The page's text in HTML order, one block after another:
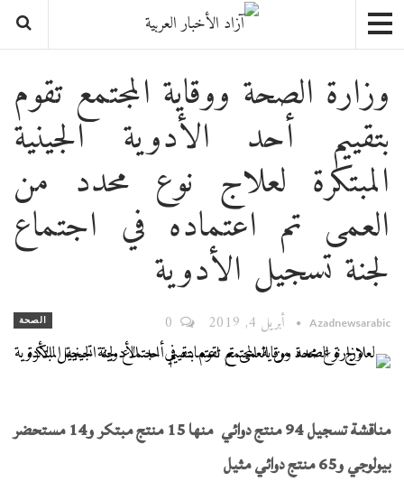
وزارة الصحة ووقاية المجتمع تقوم
بتقييم أحد الأدوية الجينية
المبتكرة لعلاج نوع محدد من
العمى تم اعتماده في اجتماع
لجنة تسجيل الأدوية
الصحة Azadnewsarabic أبريل 4, 2019
مناقشة تسجيل 94 منتج دوائي
منها 15 منتج مبتكر و14 مستحضر
بيولوجي و65 منتج دوائي مثيل